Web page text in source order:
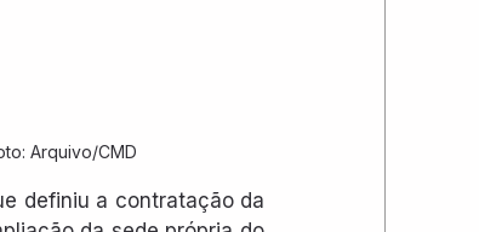
Arquivo/CMD
definiu a contratação da